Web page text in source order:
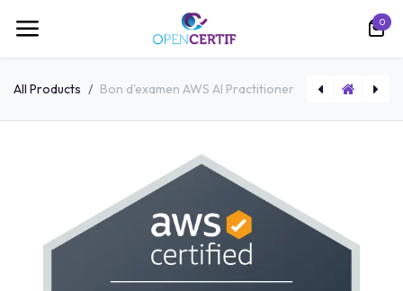
0
All Products Bon d'examen AWS AI Practitioner